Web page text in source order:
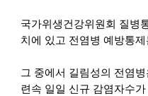
국가위생건강위원회 질병
치에 있고 전염병 예방통
그 중에서 길림성의 전염
련속 일일 신규 감염자수